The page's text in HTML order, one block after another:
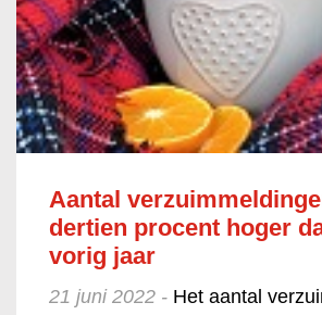
Aantal
dertien procent hoger
vorig jaar
21 juni 2022 - Het aantal